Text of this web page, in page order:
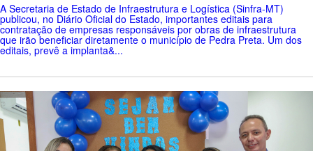
A Secretaria de Estado de Infraestrutura e Logística (Sinfra-MT)
publicou, no Diário Oficial do Estado, importantes editais para
contratação de empresas responsáveis por obras de infraestrutura
que irão beneficiar diretamente o município de Pedra Preta. Um dos
editais, prevê a implanta&...